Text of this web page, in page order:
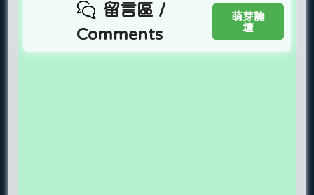
留言區 /
Comments
萌芽論
壇